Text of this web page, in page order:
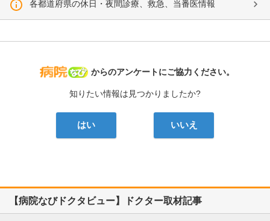
各都道府県の休日・夜間診療、救急、当番医情報
病院なび
からのアンケートにご協力ください。
知りたい情報は見つかりましたか?
はい いいえ
【病院なびドクタビュー】ドクター取材記事